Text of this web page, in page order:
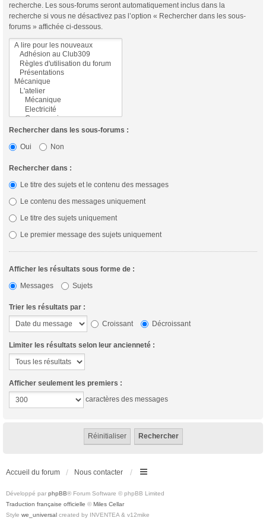
recherche. Les sous-forums seront automatiquement inclus dans la
recherche si vous ne désactivez pas l’option « Rechercher dans les sous-
forums » affichée ci-dessous.
Rechercher dans les sous-forums :
Oui
Non
Rechercher dans :
Le titre des sujets et le contenu des messages
Le contenu des messages uniquement
Le titre des sujets uniquement
Le premier message des sujets uniquement
Afficher les résultats sous forme de :
Messages
Sujets
Trier les résultats par :
Croissant
Décroissant
Limiter les résultats selon leur ancienneté :
Afficher seulement les premiers :
caractères des messages
Accueil du forum Nous contacter
Développé par phpBB® Forum Software © phpBB Limited
Traduction française officielle © Miles Cellar
Style we_universal created by INVENTEA & v12mike